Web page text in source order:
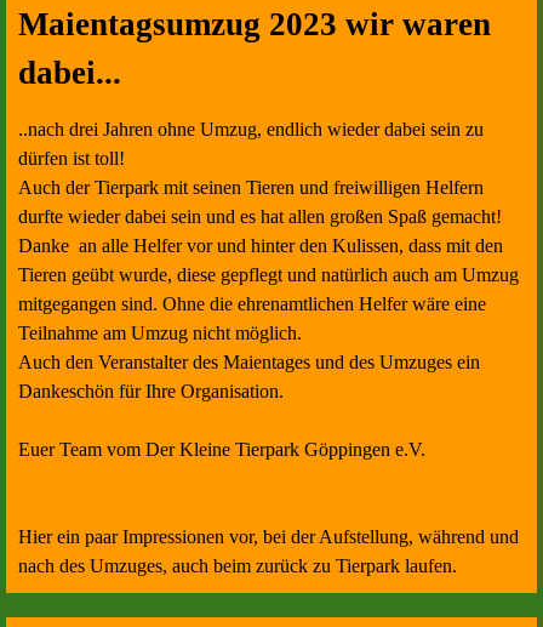
Maientagsumzug 2023 wir waren
dabei...
..nach drei Jahren ohne Umzug, endlich wieder dabei sein zu
dürfen ist toll!
Auch der Tierpark mit seinen Tieren und freiwilligen Helfern
durfte wieder dabei sein und es hat allen großen Spaß gemacht!
Danke an alle Helfer vor und hinter den Kulissen, dass mit den
Tieren geübt wurde, diese gepflegt und natürlich auch am Umzug
mitgegangen sind. Ohne die ehrenamtlichen Helfer wäre eine
Teilnahme am Umzug nicht möglich.
Auch den Veranstalter des Maientages und des Umzuges ein
Dankeschön für Ihre Organisation.
Euer Team vom Der Kleine Tierpark Göppingen e.V.
Hier ein paar Impressionen vor, bei der Aufstellung, während und
nach des Umzuges, auch beim zurück zu Tierpark laufen.